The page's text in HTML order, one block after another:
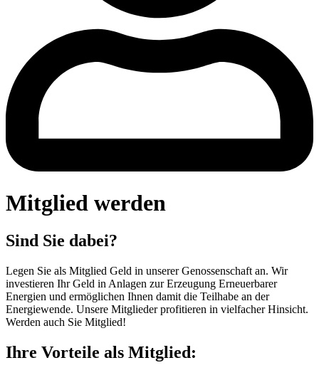
Mitglied werden
Sind Sie dabei?
Legen Sie als Mitglied Geld in unserer Genossenschaft an. Wir
investieren Ihr Geld in Anlagen zur Erzeugung Erneuerbarer
Energien und ermöglichen Ihnen damit die Teilhabe an der
Energiewende. Unsere Mitglieder profitieren in vielfacher Hinsicht.
Werden auch Sie Mitglied!
Ihre Vorteile als Mitglied: